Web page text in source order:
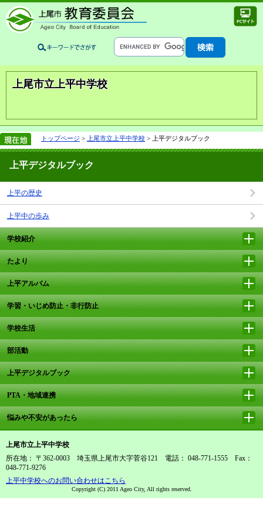
上尾市立上平中学校
トップページ > 上尾市立上平中学校 > 上平デジタルブック
上平デジタルブック
上平の歴史
上平中の歩み
学校紹介
たより
上平アルバム
学習・いじめ防止・非行防止
学校生活
部活動
上平デジタルブック
PTA・地域連携
悩みや不安があったら
上尾市立上平中学校
所在地： 〒362-0003 埼玉県上尾市大字菅谷121 電話： 048-771-1555 Fax：
048-771-9276
上平中学校へのお問い合わせはこちら
Copyright (C) 2011 Ageo City, All rights reserved.